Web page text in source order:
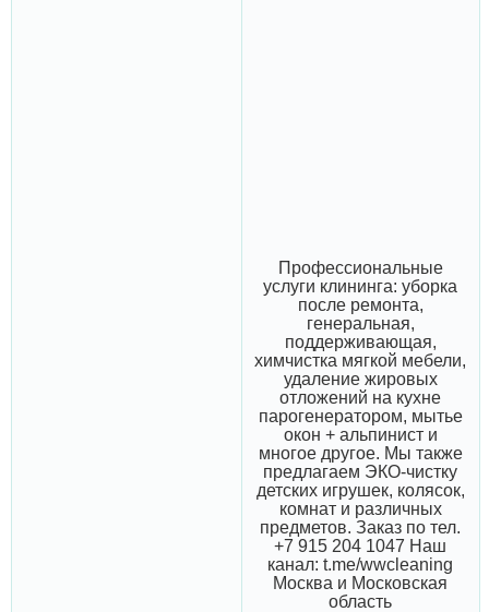
Профессиональные
услуги клининга: уборка
после ремонта,
генеральная,
поддерживающая,
химчистка мягкой мебели,
удаление жировых
отложений на кухне
парогенератором, мытье
окон + альпинист и
многое другое. Мы также
предлагаем ЭКО-чистку
детских игрушек, колясок,
комнат и различных
предметов. Заказ по тел.
+7 915 204 1047 Наш
канал: t.me/wwcleaning
Москва и Московская
область